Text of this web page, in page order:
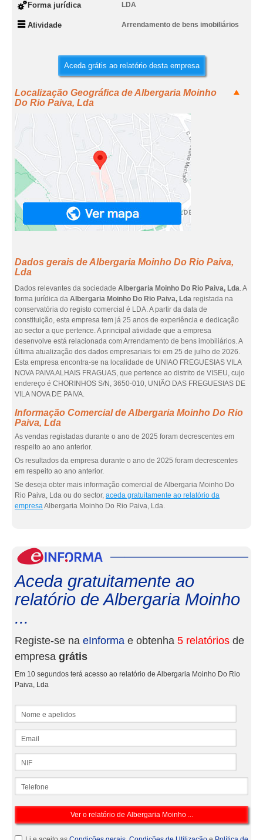
Forma jurídica LDA
Atividade Arrendamento de bens imobiliários
Aceda grátis ao relatório desta empresa
Localização Geográfica de Albergaria Moinho
Do Rio Paiva, Lda
Dados gerais de Albergaria Moinho Do Rio Paiva,
Lda
Dados relevantes da sociedade Albergaria Moinho Do Rio Paiva, Lda. A
forma jurídica da Albergaria Moinho Do Rio Paiva, Lda registada na
conservatória do registo comercial é LDA. A partir da data de
constituição, esta empresa tem já 25 anos de experiência e dedicação
ao sector a que pertence. A principal atividade que a empresa
desenvolve está relacionada com Arrendamento de bens imobiliários. A
última atualização dos dados empresariais foi em 25 de julho de 2026.
Esta empresa encontra-se na localidade de UNIAO FREGUESIAS VILA
NOVA PAIVA ALHAIS FRAGUAS, que pertence ao distrito de VISEU, cujo
endereço é CHORINHOS S/N, 3650-010, UNIÃO DAS FREGUESIAS DE
VILA NOVA DE PAIVA.
Informação Comercial de Albergaria Moinho Do Rio
Paiva, Lda
As vendas registadas durante o ano de 2025 foram decrescentes em
respeito ao ano anterior.
Os resultados da empresa durante o ano de 2025 foram decrescentes
em respeito ao ano anterior.
Se deseja obter mais informação comercial de Albergaria Moinho Do
Rio Paiva, Lda ou do sector, aceda gratuitamente ao relatório da
empresaAlbergaria Moinho Do Rio Paiva, Lda.
Aceda gratuitamente ao
relatório de Albergaria Moinho
...
Registe-se na eInforma e obtenha 5 relatórios de
empresa grátis
Em 10 segundos terá acesso ao relatório de Albergaria Moinho Do Rio
Paiva, Lda